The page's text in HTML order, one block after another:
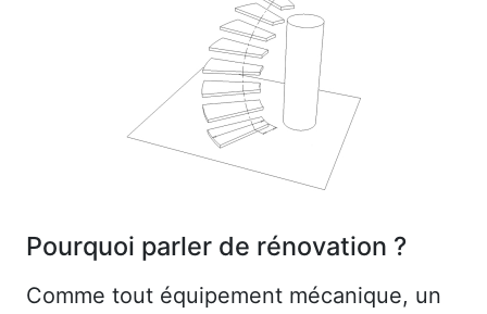
Pourquoi parler de rénovation ?
Comme tout équipement mécanique, un